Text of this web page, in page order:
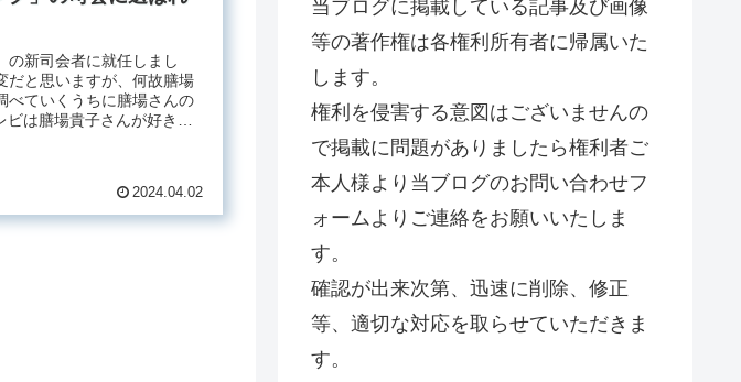
の新司会者に就任しまし
だと思いますが、何故膳場
べていくうちに膳場さんの
は膳場貴子さんが好きな
2024.04.02
当ブログに掲載している記事及び画像
等の著作権は各権利所有者に帰属いた
します。
権利を侵害する意図はございませんの
で掲載に問題がありましたら権利者ご
本人様より当ブログのお問い合わせフ
ォームよりご連絡をお願いいたしま
す。
確認が出来次第、迅速に削除、修正
等、適切な対応を取らせていただきま
す。